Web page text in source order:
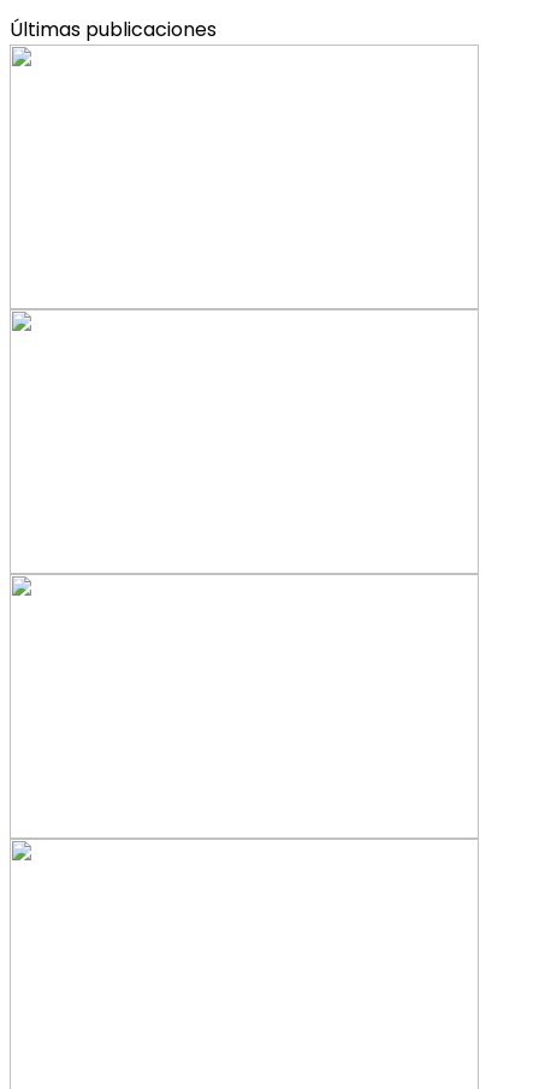
Últimas publicaciones